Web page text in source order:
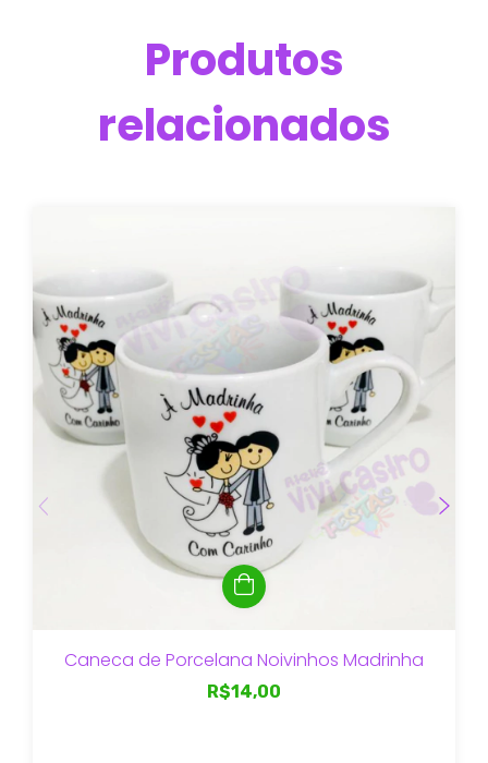
Produtos
relacionados
Caneca de Porcelana Noivinhos Madrinha
R$14,00